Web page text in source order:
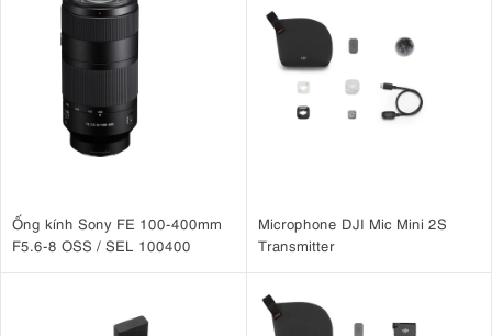
Ống kính Sony FE 100-400mm
F5.6-8 OSS / SEL 100400
Microphone DJI Mic Mini 2S
Transmitter